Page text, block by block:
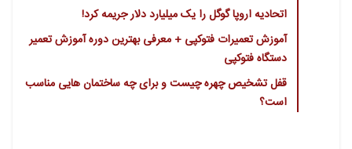
اتحادیه اروپا گوگل را یک میلیارد دلار جریمه کرد!
آموزش تعمیرات فتوکپی + معرفی بهترین دوره آموزش تعمیر
دستگاه فتوکپی
قفل تشخیص چهره چیست و برای چه ساختمان هایی مناسب
است؟